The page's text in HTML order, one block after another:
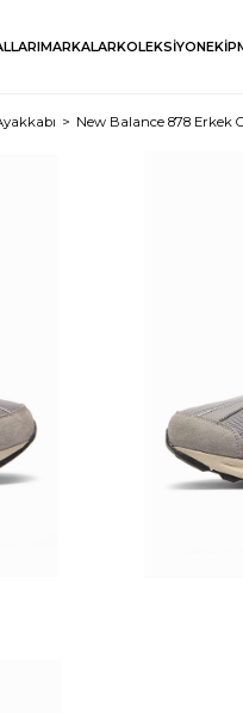
MARKALARKOLEKSİYON
New Balance 878 Erkek